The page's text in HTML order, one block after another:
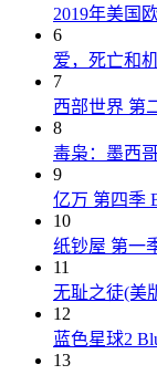
2019年美国
6
爱，死亡和
7
西部世界 第
8
毒枭：墨西
9
亿万 第四季
10
纸钞屋 第一
11
无耻之徒(美
12
蓝色星球2
13